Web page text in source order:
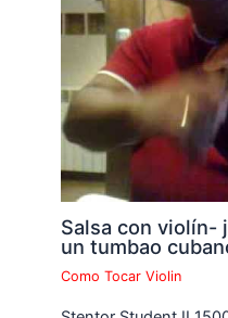
Salsa con violín-
un tumbao
Como Tocar Violin